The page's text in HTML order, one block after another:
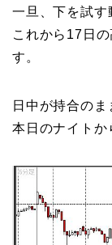
一旦、下を試す
これから17日
す。
日中が持合の
本日のナイトか